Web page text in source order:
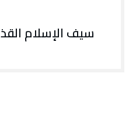
سيف الإسلام